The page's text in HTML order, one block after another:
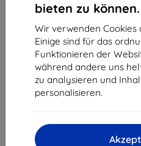
bieten zu können.
Wir verwenden Cookies
Einige sind für das
Funktionieren der
während andere uns
zu analysieren und
personalisieren.
+ USB-C/USB-C Data
Package) (57983130481)
Geeignet für: Uni
40,90 €
ohne MWSt